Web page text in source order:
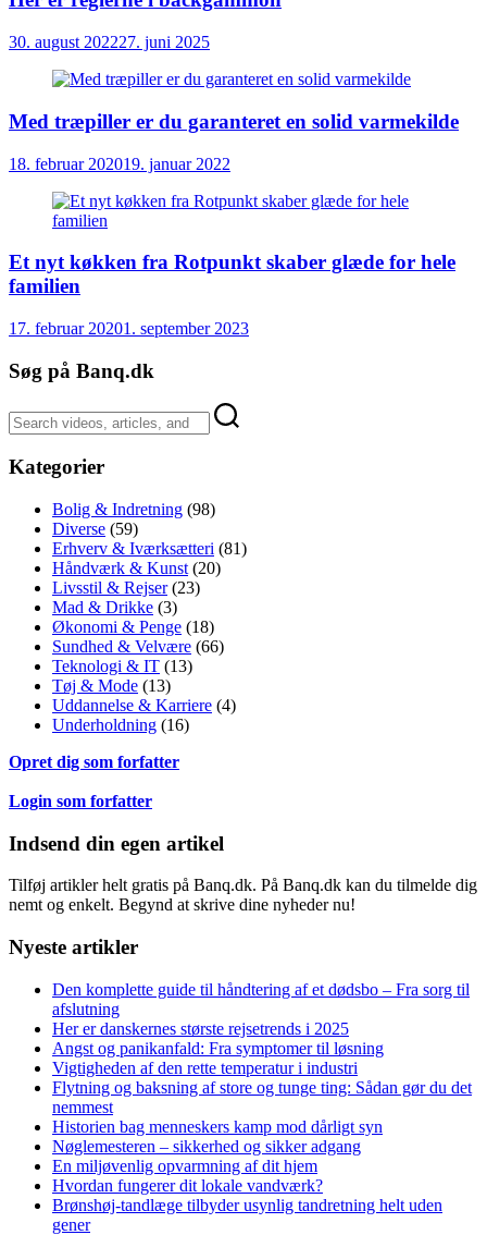
30. august 202227. juni 2025
Med træpiller er du garanteret en solid varmekilde
18. februar 202019. januar 2022
Et nyt køkken fra Rotpunkt skaber glæde for hele
familien
17. februar 20201. september 2023
Søg på Banq.dk
Kategorier
Bolig & Indretning (98)
Diverse (59)
Erhverv & Iværksætteri (81)
Håndværk & Kunst (20)
Livsstil & Rejser(23)
Mad & Drikke (3)
Økonomi & Penge (18)
Sundhed & Velvære (66)
Teknologi & IT (13)
Tøj & Mode (13)
Uddannelse & Karriere (4)
Underholdning (16)
Opret dig som forfatter
Login som forfatter
Indsend din egen artikel
Tilføj artikler helt gratis på Banq.dk. På Banq.dk kan du tilmelde dig
nemt og enkelt. Begynd at skrive dine nyheder nu!
Nyeste artikler
Den komplette guide til håndtering af et dødsbo – Fra sorg til
afslutning
Her er danskernes største rejsetrends i 2025
Angst og panikanfald: Fra symptomer til løsning
Vigtigheden af den rette temperatur i industri
Flytning og baksning af store og tunge ting: Sådan gør du det
nemmest
Historien bag menneskers kamp mod dårligt syn
Nøglemesteren – sikkerhed og sikker adgang
En miljøvenlig opvarmning af dit hjem
Hvordan fungerer dit lokale vandværk?
Brønshøj-tandlæge tilbyder usynlig tandretning helt uden
gener